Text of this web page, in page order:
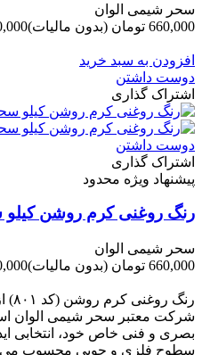
سحر شیمی الوان
660,000 تومان
(بدون مالیات)720,000
افزودن به سبد خرید
دوست داشتن
اشتراک گذاری
دوست داشتن
اشتراک گذاری
پیشنهاد ویژه محدود
رنگ روغنی کرم روشن
سحر شیمی الوان
660,000 تومان
(بدون مالیات)720,000
شرکت‌ معتبر سحر شیمی الوان
بصری و فنی خاص خود، انتخابی
سطوح فلزی و چوبی محسوب